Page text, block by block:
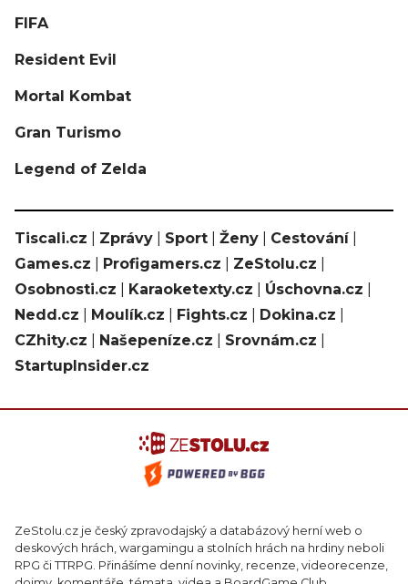
FIFA
Resident Evil
Mortal Kombat
Gran Turismo
Legend of Zelda
Tiscali.cz Zprávy Sport Ženy Cestování|
Games.cz
Profigamers.cz ZeStolu.cz
Osobnosti.cz
Karaoketexty.cz Úschovna.cz
Nedd.cz
Moulík.cz Fights.cz Dokina.cz
CZhity.cz
Našepeníze.cz Srovnám.cz
StartupInsider.cz
ZeStolu.cz je český zpravodajský a databázový herní web o
deskových hrách, wargamingu a stolních hrách na hrdiny neboli
RPG či TTRPG. Přinášíme denní novinky, recenze, videorecenze,